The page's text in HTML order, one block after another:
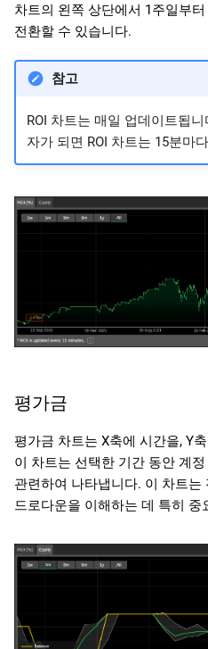
차트의 왼쪽 상단에서 1주일부
전환할 수 있습니다.
참고
ROI 차트는 매일 업데이트됩
자가 되면 ROI 차트는 15분마
평가금
평가금 차트는 X축에 시간을, Y
이 차트는 선택한 기간 동안 계
관련하여 나타냅니다. 이 차트
드로다운을 이해하는 데 특히 중